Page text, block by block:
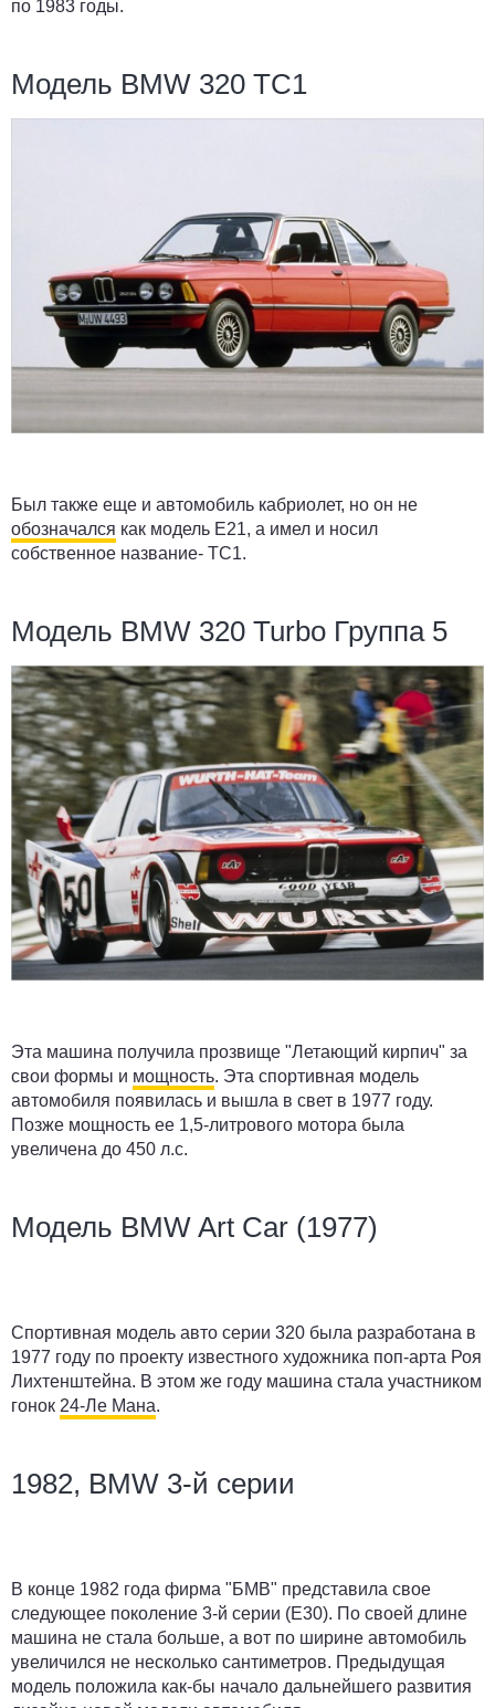
по 1983 годы.
Модель BMW 320 ТС1
Был также еще и автомобиль кабриолет, но он не
обозначался как модель Е21, а имел и носил
собственное название- ТС1.
Модель BMW 320 Turbo Группа 5
Эта машина получила прозвище "Летающий кирпич" за
свои формы и мощность. Эта спортивная модель
автомобиля появилась и вышла в свет в 1977 году.
Позже мощность ее 1,5-литрового мотора была
увеличена до 450 л.с.
Модель BMW Art Car (1977)
Спортивная модель авто серии 320 была разработана в
1977 году по проекту известного художника поп-арта Роя
Лихтенштейна. В этом же году машина стала участником
гонок 24-Ле Мана.
1982, BMW 3-й серии
В конце 1982 года фирма "БМВ" представила свое
следующее поколение 3-й серии (Е30). По своей длине
машина не стала больше, а вот по ширине автомобиль
увеличился не несколько сантиметров. Предыдущая
модель положила как-бы начало дальнейшего развития